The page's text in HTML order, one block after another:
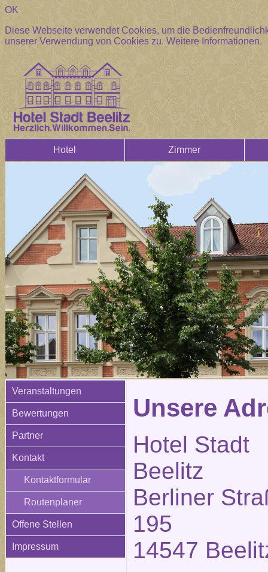
OK
Diese Webseite verwendet Cookies, um die
unserer Verwendung von Cookies zu.Weitere Informationen.
Hotel Zimmer
Veranstaltungen
Bewertungen
Partner
Kontakt
Kontaktformular
Routenplaner
Offene Stellen
Impressum
Unsere
Hotel Stadt
Beelitz
Berliner
195
14547